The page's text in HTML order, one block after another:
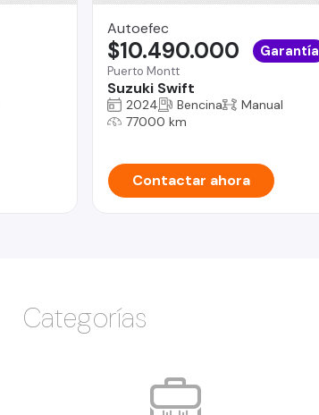
Autoefec
Puerto Montt
Suzuki Swift
$10.490.000 Garantía
2024 Bencina
Manual
77000 km
Contactar ahora
Categorías